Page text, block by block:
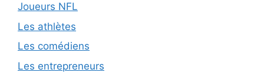
Joueurs NFL
Les athlètes
Les comédiens
Les entrepreneurs